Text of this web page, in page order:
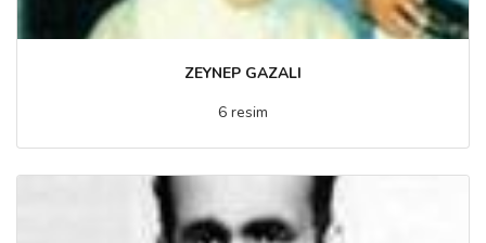
ZEYNEP GAZALI
6 resim